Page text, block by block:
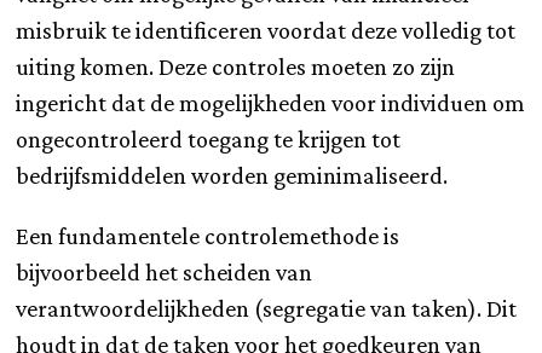
misbruik te identificeren voordat deze volledig tot
uiting komen. Deze controles moeten zo zijn
ingericht dat de mogelijkheden voor individuen om
ongecontroleerd toegang te krijgen tot
bedrijfsmiddelen worden geminimaliseerd.
Een fundamentele controlemethode is
bijvoorbeeld het scheiden van
verantwoordelijkheden (segregatie van taken). Dit
houdt in dat de taken voor het goedkeuren van